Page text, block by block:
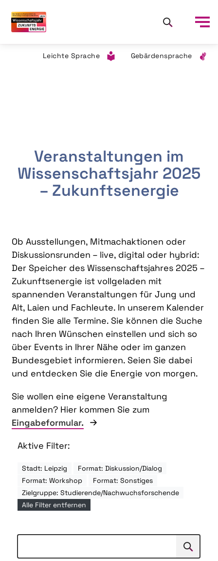
Leichte Sprache Gebärdensprache
Veranstaltungen im
Wissenschaftsjahr 2025
– Zukunftsenergie
Ob Ausstellungen, Mitmachaktionen oder
Diskussionsrunden – live, digital oder hybrid:
Der Speicher des Wissenschaftsjahres 2025 –
Zukunftsenergie ist vollgeladen mit
spannenden Veranstaltungen für Jung und
Alt, Laien und Fachleute. In unserem Kalender
finden Sie alle Termine. Sie können die Suche
nach Ihren Wünschen einstellen und sich so
über Events in Ihrer Nähe oder im ganzen
Bundesgebiet informieren. Seien Sie dabei
und entdecken Sie die Energie von morgen.
Sie wollen eine eigene Veranstaltung
anmelden? Hier kommen Sie zum
Eingabeformular.
Aktive Filter:
Stadt: Leipzig
Format: Diskussion/Dialog
Format: Workshop
Format: Sonstiges
Zielgruppe: Studierende/Nachwuchsforschende
Alle Filter entfernen
Suchen